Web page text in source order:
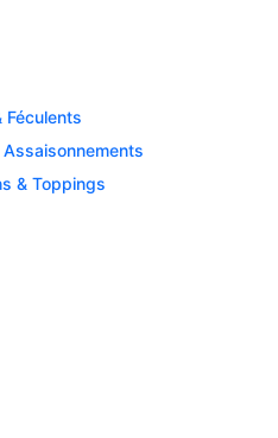
Féculents
& Toppings